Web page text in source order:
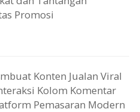
Promosi
Konten Jualan Viral
Kolom Komentar
Pemasaran Modern